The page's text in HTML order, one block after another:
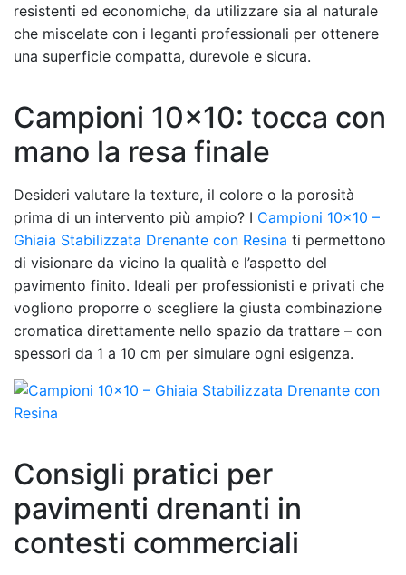
resistenti ed economiche, da utilizzare sia al naturale
che miscelate con i leganti professionali per ottenere
una superficie compatta, durevole e sicura.
Campioni 10×10: tocca con
mano la resa finale
Desideri valutare la texture, il colore o la porosità
prima di un intervento più ampio? I Campioni 10×10 –
Ghiaia Stabilizzata Drenante con Resina ti permettono
di visionare da vicino la qualità e l’aspetto del
pavimento finito. Ideali per professionisti e privati che
vogliono proporre o scegliere la giusta combinazione
cromatica direttamente nello spazio da trattare – con
spessori da 1 a 10 cm per simulare ogni esigenza.
Consigli pratici per
pavimenti drenanti in
contesti commerciali